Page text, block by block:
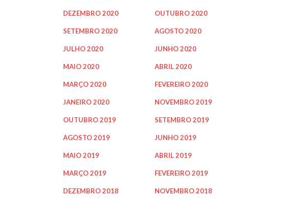
DEZEMBRO 2020 OUTUBRO 2020
SETEMBRO 2020 AGOSTO 2020
JULHO 2020 JUNHO 2020
MAIO 2020 ABRIL 2020
MARÇO 2020 FEVEREIRO 2020
JANEIRO 2020 NOVEMBRO 2019
OUTUBRO 2019 SETEMBRO 2019
AGOSTO 2019 JUNHO 2019
MAIO 2019 ABRIL 2019
MARÇO 2019 FEVEREIRO 2019
DEZEMBRO 2018 NOVEMBRO 2018